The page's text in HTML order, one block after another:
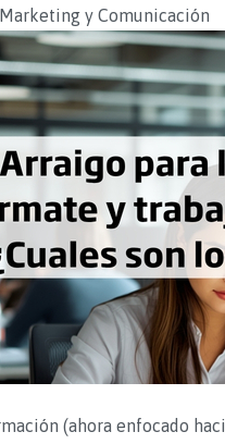
y Comunicación
(ahora enfocado